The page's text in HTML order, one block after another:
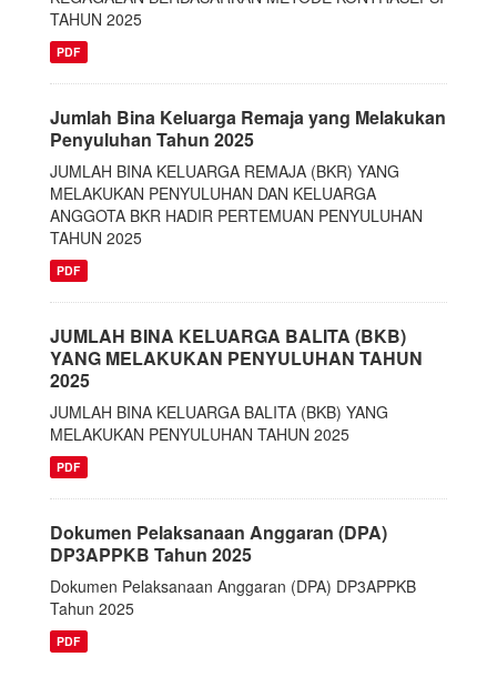
TAHUN 2025
PDF
Jumlah Bina Keluarga Remaja yang Melakukan
Penyuluhan Tahun 2025
JUMLAH BINA KELUARGA REMAJA (BKR) YANG
MELAKUKAN PENYULUHAN DAN KELUARGA
ANGGOTA BKR HADIR PERTEMUAN PENYULUHAN
TAHUN 2025
PDF
JUMLAH BINA KELUARGA BALITA (BKB)
YANG MELAKUKAN PENYULUHAN TAHUN
2025
JUMLAH BINA KELUARGA BALITA (BKB) YANG
MELAKUKAN PENYULUHAN TAHUN 2025
PDF
Dokumen Pelaksanaan Anggaran (DPA)
DP3APPKB Tahun 2025
Dokumen Pelaksanaan Anggaran (DPA) DP3APPKB
Tahun 2025
PDF